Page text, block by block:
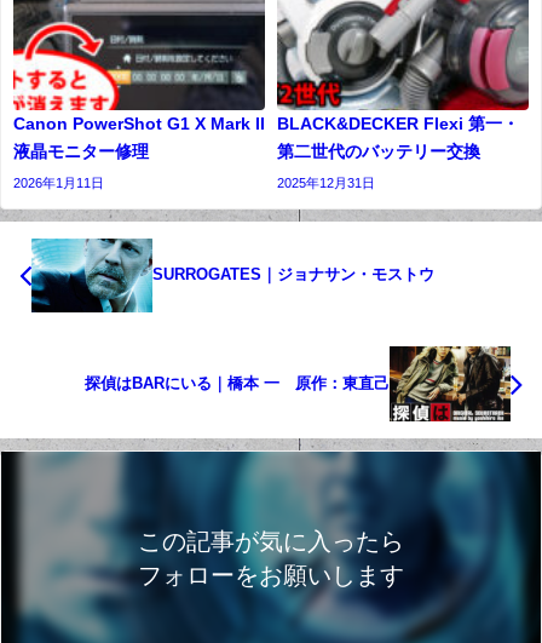
Canon PowerShot G1 X Mark II
液晶モニター修理
2026年1月11日
BLACK&DECKER Flexi 第一・
第二世代のバッテリー交換
2025年12月31日
SURROGATES｜ジョナサン・モストウ
探偵はBARにいる｜橋本 一 原作：東直己
この記事が気に入ったら
フォローをお願いします